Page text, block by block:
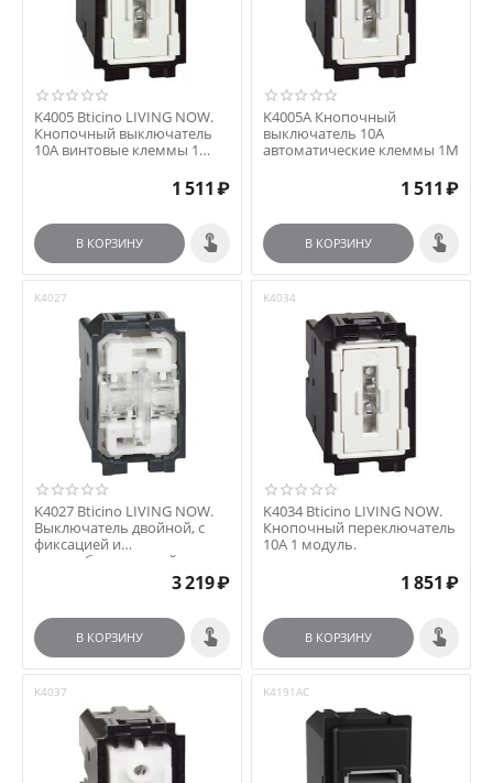
K4005 Bticino LIVING NOW.
Кнопочный выключатель
10А винтовые клеммы 1
1 511₽
В КОРЗИНУ
K4005A Кнопочный
выключатель 10А
автоматические клеммы 1М
1 511₽
В КОРЗИНУ
K4027
K4027 Bticino LIVING NOW.
Выключатель двойной, с
фиксацией и
взаимоблокировкой, для
3 219₽
В КОРЗИНУ
K4034
K4034 Bticino LIVING NOW.
Кнопочный переключатель
10А 1 модуль.
1 851₽
В КОРЗИНУ
K4037 K4191AC